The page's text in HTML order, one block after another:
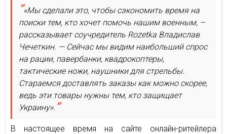
«Мы сделали это, чтобы сэкономить время на
поиски тем, кто хочет помочь нашим военным, –
рассказывает соучредитель Rozetka Владислав
Чечеткин. — Сейчас мы видим наибольший спрос
на рации, павербанки, квадрокоптеры,
тактические ножи, наушники для стрельбы.
Стараемся доставлять заказы как можно скорее,
ведь эти товары нужны тем, кто защищает
Украину».
В настоящее время на сайте онлайн-ритейлера